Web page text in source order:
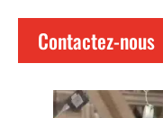
Contactez-nous